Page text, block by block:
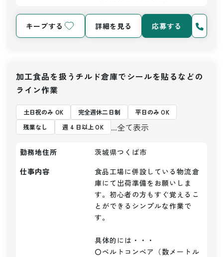
キープする 詳細を見る 応募する
加工食品を扱うチルド倉庫でシールを貼るなどの
ライン作業
土日祝のみ OK 完全週休二日制
平日のみ OK
残業なし
週 4 日以上 OK ...全て表示
勤務地住所
茨城県つくば市
仕事内容
食品工場に併設している物流倉
庫にて出荷準備をお願いしま
す。初心者の方もすぐ覚えるこ
とができるシンプルな作業で
す。
具体的には・・・
〇ベルトコンベア（数メートル